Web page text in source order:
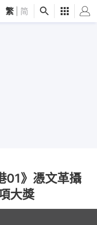
繁 简
01》憑文革攝
大獎